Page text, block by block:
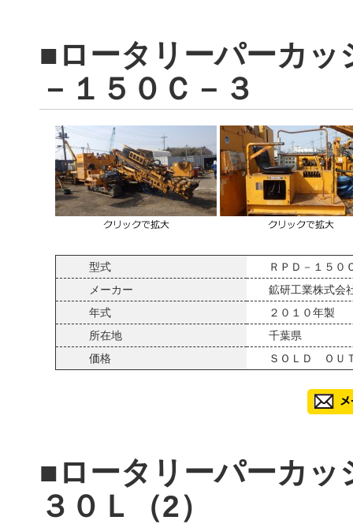
■ロータリーパーカ
－１５０Ｃ－３
型式
ＲＰＤ－１５０
メーカー
鉱研工業株式会
年式
２０１０年製
所在地
千葉県
価格
ＳＯＬＤ ＯＵ
■ロータリーパーカッ
３０Ｌ（2）